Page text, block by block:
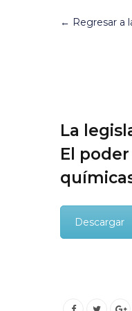
← Regresar a
La
El
Descargar